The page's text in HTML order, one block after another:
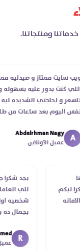
ومنتجاتنا.
سايت ممتاز و صيدليه
كنت بدور عليه بسهوله و
و لحاجتي الشديده ليه
اليوم بعد ساعات من طلبي
موعد عمله ..فضل يتابع
..شكرا جزيلا ليكم
Abdelrhman Nagy
عميل الأونلاين
ليكم
بجد
للي
R